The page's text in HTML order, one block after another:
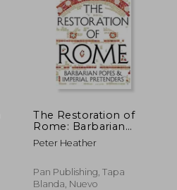
5%
The Restoration of
Rome: Barbarian
Popes & Imperial
Pretenders (en
Peter Heather
Pan Publishing, Tapa
Blanda, Nuevo